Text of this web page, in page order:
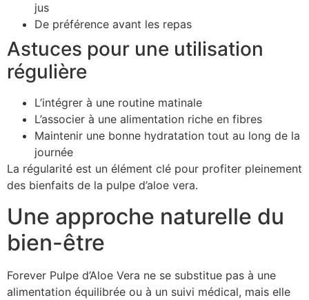
jus
De préférence avant les repas
Astuces pour une utilisation
régulière
L’intégrer à une routine matinale
L’associer à une alimentation riche en fibres
Maintenir une bonne hydratation tout au long de la
journée
La régularité est un élément clé pour profiter pleinement
des bienfaits de la pulpe d’aloe vera.
Une approche naturelle du
bien-être
Forever Pulpe d’Aloe Vera ne se substitue pas à une
alimentation équilibrée ou à un suivi médical, mais elle